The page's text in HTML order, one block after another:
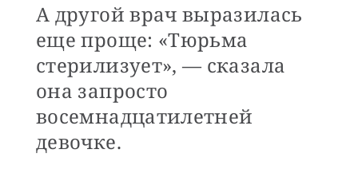
А другой врач выразилась
еще проще: «Тюрьма
стерилизует», — сказала
она запросто
восемнадцатилетней
девочке.